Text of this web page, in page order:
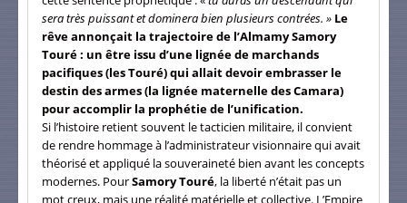
sera très puissant et dominera bien plusieurs contrées. » Le
rêve annonçait la trajectoire de l’Almamy Samory
Touré : un être issu d’une lignée de marchands
pacifiques (les Touré) qui allait devoir embrasser le
destin des armes (la lignée maternelle des Camara)
pour accomplir la prophétie de l’unification.
Si l’histoire retient souvent le tacticien militaire, il convient
de rendre hommage à l’administrateur visionnaire qui avait
théorisé et appliqué la souveraineté bien avant les concepts
modernes. PourSamory Touré, la liberté n’était pas un
mot creux, mais une réalité matérielle et collective. L’Empire